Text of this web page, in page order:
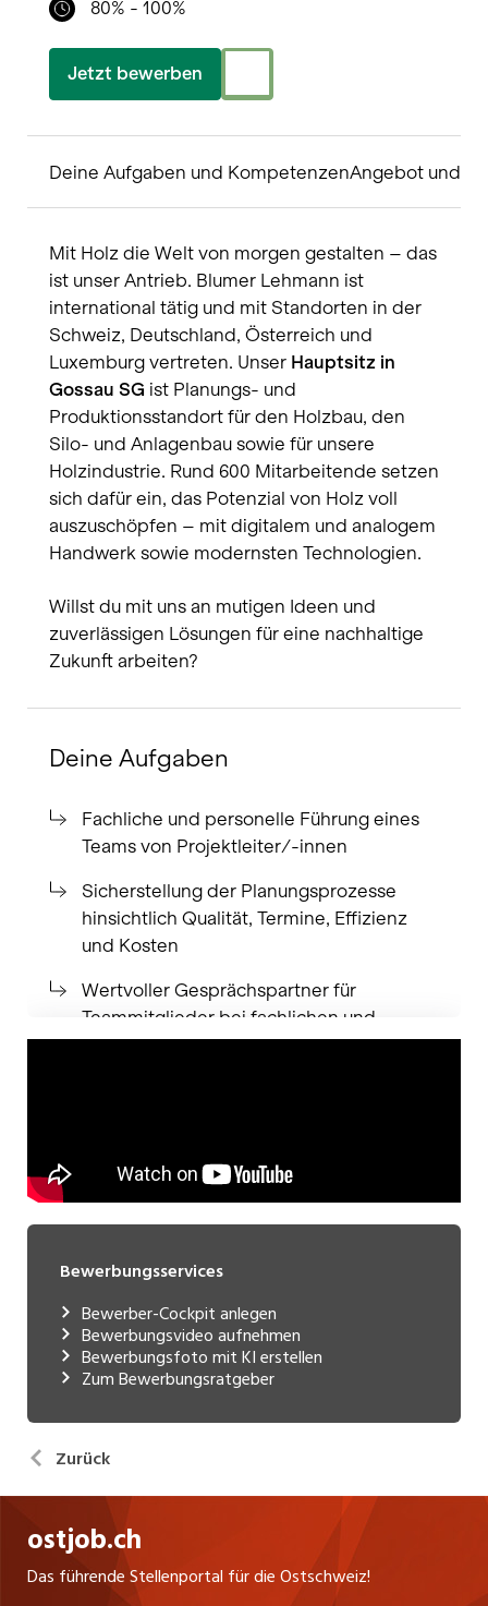
Bewerbungsservices
Bewerber-Cockpit anlegen
Bewerbungsvideo aufnehmen
Bewerbungsfoto mit KI erstellen
Zum Bewerbungsratgeber
Zurück
ostjob.ch
Das führende Stellenportal für die Ostschweiz!